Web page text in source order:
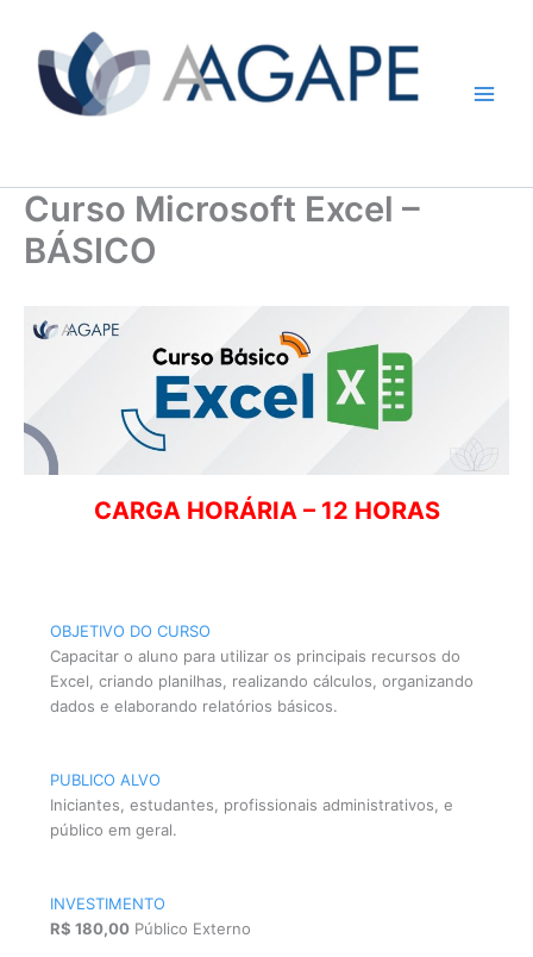
conteúdo
n
Curso Microsoft Excel –
BÁSICO
CARGA HORÁRIA – 12 HORAS
OBJETIVO DO CURSO
Capacitar o aluno para utilizar os principais recursos do
Excel, criando planilhas, realizando cálculos, organizando
dados e elaborando relatórios básicos.
PUBLICO ALVO
Iniciantes, estudantes, profissionais administrativos, e
público em geral.
INVESTIMENTO
R$ 180,00Público Externo